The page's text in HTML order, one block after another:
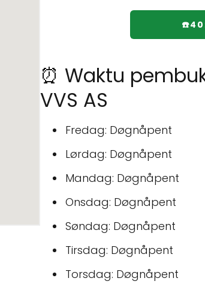
⏰ Waktu
VVS AS
Fredag: Døgnåpent
Lørdag: Døgnåpent
Mandag: Døgnåpent
Onsdag: Døgnåpent
Søndag: Døgnåpent
Tirsdag: Døgnåpent
Torsdag: Døgnåpent